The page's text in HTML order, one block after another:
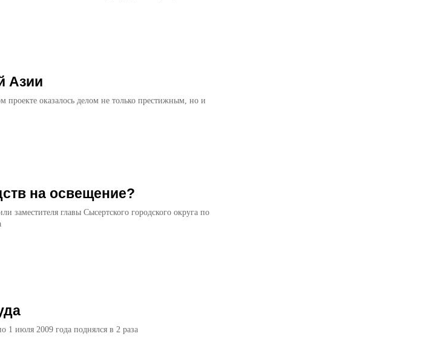
Азии
проекте оказалось делом не только престижным, но и
на освещение?
заместителя главы Сысертского городского округа по
1 июля 2009 года поднялся в 2 раза